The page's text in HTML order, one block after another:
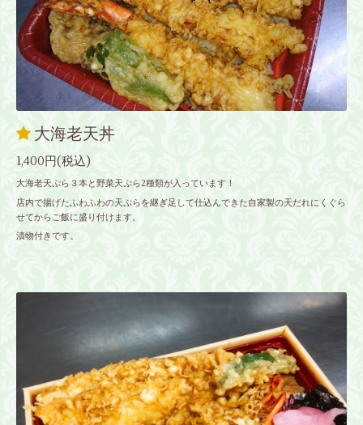
大海老天丼
1,400円(税込)
大海老天ぷら３本と野菜天ぷら2種類が入っています！
店内で揚げたふわふわの天ぷらを継ぎ足して仕込んできた自家製の天だれにくぐら
せてからご飯に盛り付けます。
漬物付きです。